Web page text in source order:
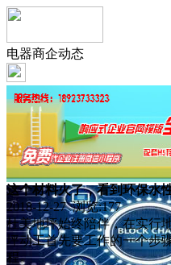
电器商企动态
这个材料火了，看到环保水
2018-12-27 浏览:177
杜美地坪始终陪伴，在实行
坪动工首先要工作的一个步
程。